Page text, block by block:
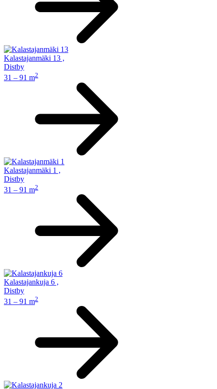
Kalastajanmäki 13 ,
Distby
31 – 91 m2
Kalastajanmäki 1 ,
Distby
31 – 91 m2
Kalastajankuja 6 ,
Distby
31 – 91 m2